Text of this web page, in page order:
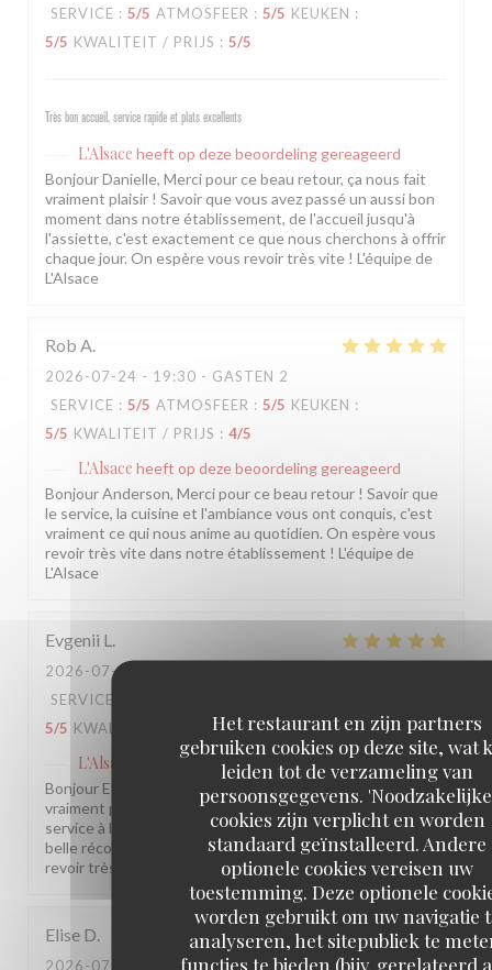
Het restaurant en zijn partners
gebruiken cookies op deze site, wat
leiden tot de verzameling van
persoonsgegevens.
cookies zijn verplicht en worden
standaard geïnstalleerd. Andere
optionele cookies vereisen uw
toestemming. Deze optionele
worden gebruikt om uw navigatie
analyseren, het sitepubliek te
functies te bieden (bijv. gerelateerd
SERVICE : 5/5 ATMOSFEER : 5/5 KEUKEN :
5/5 KWALITEIT / PRIJS : 5/5
Très bon accueil, service rapide et plats excellents
L'Alsace heeft op deze beoordeling gereageerd
Bonjour Danielle, Merci pour ce beau retour, ça nous fait
vraiment plaisir ! Savoir que vous avez passé un aussi bon
moment dans notre établissement, de l'accueil jusqu'à
l'assiette, c'est exactement ce que nous cherchons à offrir
chaque jour. On espère vous revoir très vite ! L'équipe de
L'Alsace
Rob A
2026-07-24 - 19:30 - GASTEN 2
SERVICE : 5/5 ATMOSFEER : 5/5 KEUKEN :
5/5 KWALITEIT / PRIJS : 4/5
L'Alsace heeft op deze beoordeling gereageerd
Bonjour Anderson, Merci pour ce beau retour ! Savoir que
le service, la cuisine et l'ambiance vous ont conquis, c'est
vraiment ce qui nous anime au quotidien. On espère vous
revoir très vite dans notre établissement ! L'équipe de
L'Alsace
Evgenii L
2026-07-30
SERVICE
5/5 KWALITEIT / PRIJS: 5/5
L'Alsace
heeft op deze beoordeling gereageerd
Bonjour Evgenii, Merci pour ce beau retour, ça nous fait
vraiment plaisir ! Savoir que tout était au rendez-vous, du
service à l'assiette en passant par l'ambiance, c'est la plus
belle récompense pour notre équipe. On espère vous
revoir très vite parmi nous ! L'équipe de L'Alsace
Elise D
2026-07-29 - 19:15 - GASTEN 2